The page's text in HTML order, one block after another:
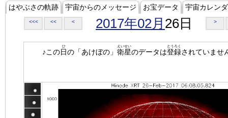
はやぶさの軌跡 宇宙からのメッセージ お宝データ 宇宙カレン
<<< << < 2017年02月 26日 >
♪この日
ひ
の「あけぼの」 衛星
えいせい
のデータは登録
とうろく
されていませ